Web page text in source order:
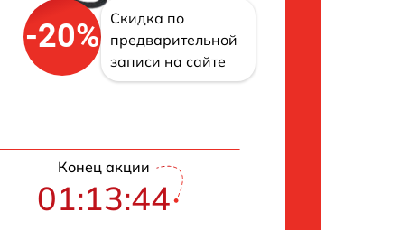
-20%
Скидка по
предварительной
записи на сайте
Конец акции
01:13:43